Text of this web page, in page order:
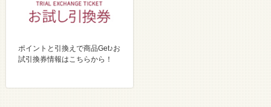
ポイントと引換えで商品Get♪お
試引換券情報はこちらから！